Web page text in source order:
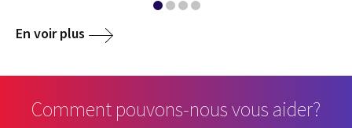
En voir plus
Comment pouvons-nous vous aider?